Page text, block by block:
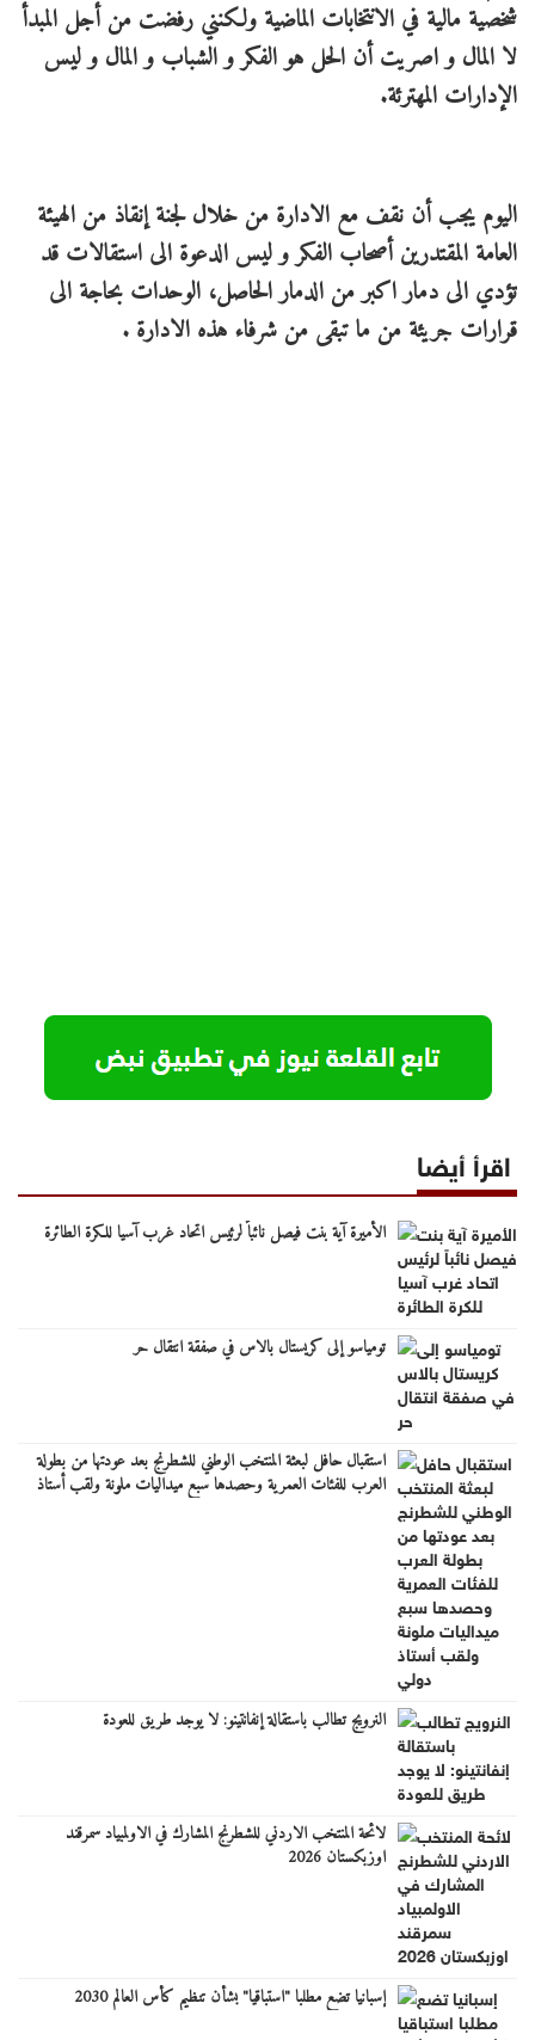
شخصية مالية في الانتخابات الماضية ولكنني رفضت من أجل المبدأ
لا المال و اصريت أن الحل هو الفكر و الشباب و المال و ليس
الإدارات المهترئة.
اليوم يجب أن نقف مع الادارة من خلال لجنة إنقاذ من الهيئة
العامة المقتدرين أصحاب الفكر و ليس الدعوة الى استقالات قد
تؤدي الى دمار اكبر من الدمار الحاصل، الوحدات بحاجة الى
قرارات جريئة من ما تبقى من شرفاء هذه الادارة .
اقرأ أيضا
الأميرة آية بنت فيصل نائباً لرئيس اتحاد غرب آسيا للكرة الطائرة
تومياسو إلى كريستال بالاس في صفقة انتقال حر
استقبال حافل لبعثة المنتخب الوطني للشطرنج بعد عودتها من بطولة
العرب للفئات العمرية وحصدها سبع ميداليات ملونة ولقب أستاذ
النرويج تطالب باستقالة إنفانتينو: لا يوجد طريق للعودة
لائحة المنتخب الاردني للشطرنج المشارك في الاولمبياد سمرقند
اوزبكستان 2026
إسبانيا تضع مطلبا "استباقيا" بشأن تنظيم كأس العالم 2030